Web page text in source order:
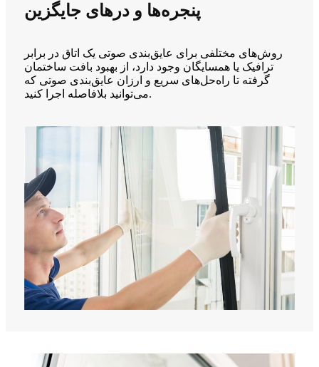
پنجره‌ها و درهای جایگزین
روش‌های مختلفی برای عایق‌بندی صوتی یک اتاق در برابر
ترافیک یا همسایگان وجود دارد، از بهبود بافت ساختمان
گرفته تا راه‌حل‌های سریع و ارزان عایق‌بندی صوتی که
می‌توانید بلافاصله اجرا کنید.